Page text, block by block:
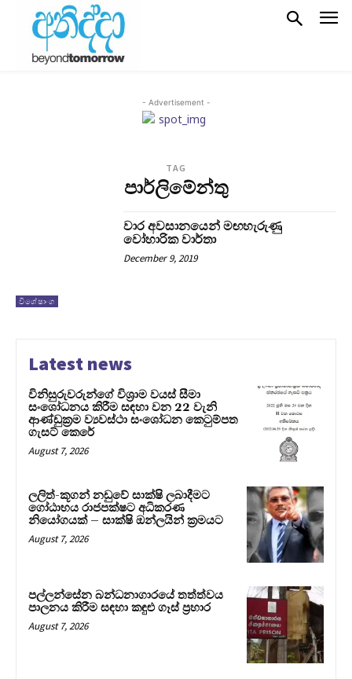
- Advertisement -
TAG
පාර්ලිමේන්තු
විශේෂාංග
වාර අවසානයෙන් මඟහැරුණු
වෝහාරික වාර්තා
December 9, 2019
Latest news
විනිසුරුවරුන්ගේ විශ්‍රාම වයස් සීමා
සංශෝධනය කිරීම සඳහා වන 22 වැනි
ආණ්ඩුක්‍රම ව්‍යවස්ථා සංශෝධන කෙටුම්පත
ගැසට් කෙරේ
August 7, 2026
ලලිත්-කූගන් නඩුවේ සාක්ෂි ලබාදීමට
ගෝඨාභය රාජපක්ෂට අධිකරණ
නියෝගයක් – සාක්ෂි ඔන්ලයින් ක්‍රමයට
August 7, 2026
පල්ලන්සේන බන්ධනාගාරයේ තත්ත්වය
පාලනය කිරීම සඳහා කඳුළු ගෑස් ප්‍රහාර
August 7, 2026